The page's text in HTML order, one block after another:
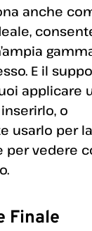
anche
E il
applicare
o
usarlo per la
per vedere
Finale